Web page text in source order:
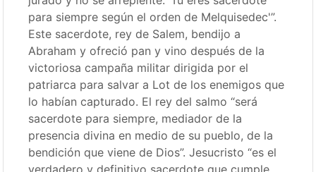
para siempre según el orden de Melquisedec'”.
Este sacerdote, rey de Salem, bendijo a
Abraham y ofreció pan y vino después de la
victoriosa campaña militar dirigida por el
patriarca para salvar a Lot de los enemigos que
lo habían capturado. El rey del salmo “será
sacerdote para siempre, mediador de la
presencia divina en medio de su pueblo, de la
bendición que viene de Dios”. Jesucristo “es el